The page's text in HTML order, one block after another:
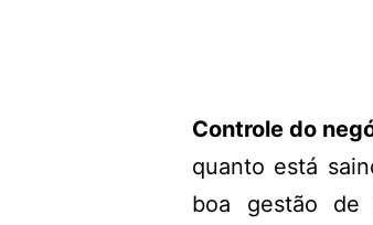
Controle do
quanto está
boa gestão de